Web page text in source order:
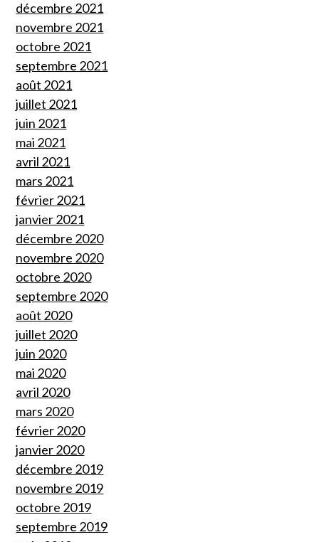
décembre 2021
novembre 2021
octobre 2021
septembre 2021
août 2021
juillet 2021
juin 2021
mai 2021
avril 2021
mars 2021
février 2021
janvier 2021
décembre 2020
novembre 2020
octobre 2020
septembre 2020
août 2020
juillet 2020
juin 2020
mai 2020
avril 2020
mars 2020
février 2020
janvier 2020
décembre 2019
novembre 2019
octobre 2019
septembre 2019